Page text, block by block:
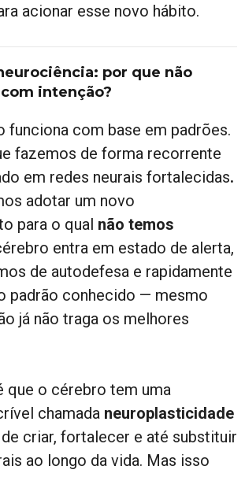
acionar esse novo hábito.
por que não
intenção?
funciona com base em padrões.
fazemos de forma recorrente
em redes neurais fortalecidas.
adotar um novo
para o qual não temos
entra em estado de alerta,
de autodefesa e rapidamente
padrão conhecido — mesmo
já não traga os melhores
que o cérebro tem uma
chamada neuroplasticidade
criar, fortalecer e até substituir
ao longo da vida. Mas isso